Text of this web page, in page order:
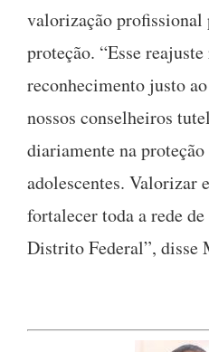
valorização profissional
proteção. “Esse
reconhecimento justo
nossos conselheiros
diariamente na
adolescentes. Valorizar
fortalecer toda a rede
Distrito Federal”, disse